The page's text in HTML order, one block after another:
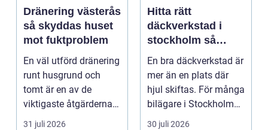
Dränering västerås
så skyddas huset
mot fuktproblem
En väl utförd dränering
runt husgrund och
tomt är en av de
viktigaste åtgärderna
för att undvika fuk...
31 juli 2026
Hitta rätt
däckverkstad i
stockholm så
väljer du tryggt
och smart
En bra däckverkstad är
mer än en plats där
hjul skiftas. För många
bilägare i Stockholm
handlar vale...
30 juli 2026